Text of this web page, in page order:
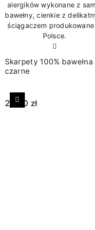
Skarpety 100% bawełna
czarne
24,00 zł
Poprzedni